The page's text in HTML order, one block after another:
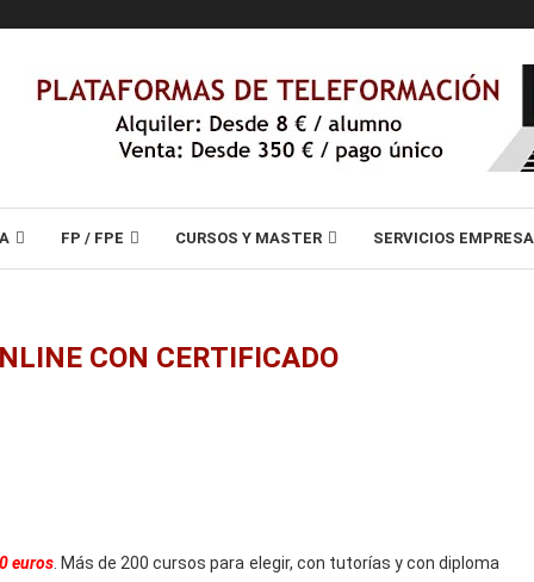
FP / FPE CURSOS Y MASTER SERVICIOS
CON CERTIFICADO
euros . Más de 200 cursos para elegir, con tutorías y con diploma